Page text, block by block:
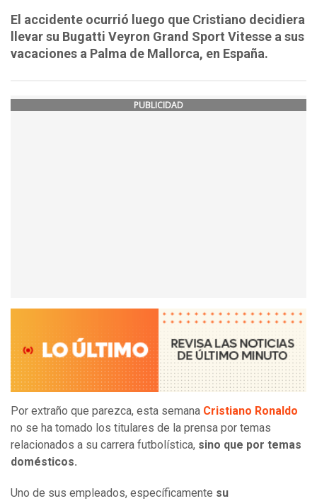
El accidente ocurrió luego que Cristiano decidiera
llevar su Bugatti Veyron Grand Sport Vitesse a sus
vacaciones a Palma de Mallorca, en España.
PUBLICIDAD
Por extraño que parezca, esta semana Cristiano Ronaldo
no se ha tomado los titulares de la prensa por temas
relacionados a su carrera futbolística, sino que por temas
domésticos.
Uno de sus empleados, específicamente su